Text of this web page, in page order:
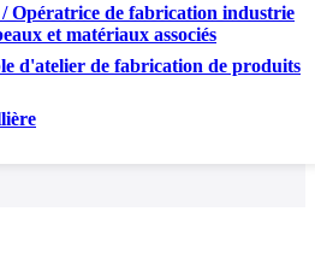
Opératrice de fabrication industrie
et matériaux associés
d'atelier de fabrication de produits